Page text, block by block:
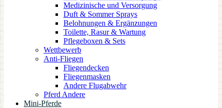
Medizinische und Versorgung
Duft & Sommer Sprays
Belohnungen & Ergänzungen
Toilette, Rasur & Wartung
Pflegeboxen & Sets
Wettbewerb
Anti-Fliegen
Fliegendecken
Fliegenmasken
Andere Flugabwehr
Pferd Andere
Mini-Pferde